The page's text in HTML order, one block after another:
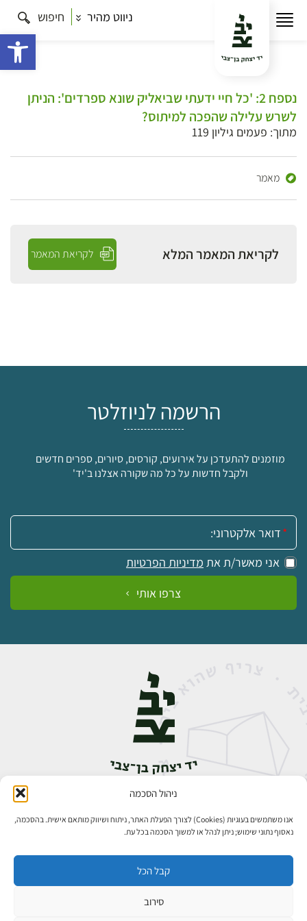
ניהול הסכמה
אנו משתמשים בעוגיות (Cookies) לצורך הפעלת האתר, ניתוח ושיווק מותאם אישית. בהסכמה,
נאסוף נתוני שימוש; ניתן לנהל או למשוך הסכמה בכל עת.
קבל הכל
סירוב
ניווט מהיר חיפוש
נספח 2: 'כל חיי ידעתי שביאליק שונא ספרדים': הניתן
לשרש עלילה שהפכה למיתוס?
מתוך: פעמים גיליון 119
מאמר
לקריאת המאמר המלא לקריאת המאמר
הרשמה לניוזלטר
מוזמנים להתעדכן על אירועים, קורסים, סיורים, ספרים חדשים
ולקבל חדשות על כל מה שקורה אצלנו ב'יד'
אימייל:
אני מאשר/ת את מדיניות הפרטיות
צרפו אותי
אבן גבירול 14, רחביה, ירושלים